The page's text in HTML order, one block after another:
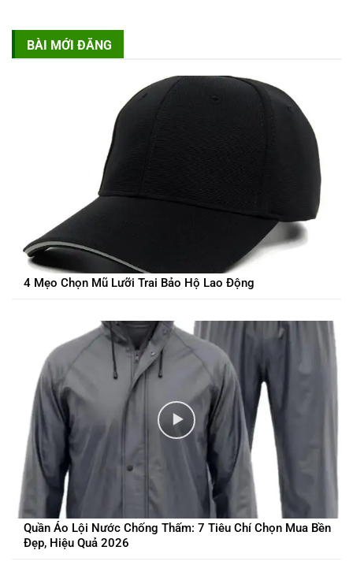
BÀI MỚI ĐĂNG
4 Mẹo Chọn Mũ Lưỡi Trai Bảo Hộ Lao Động
Quần Áo Lội Nước Chống Thấm: 7 Tiêu Chí Chọn Mua Bền
Đẹp, Hiệu Quả 2026